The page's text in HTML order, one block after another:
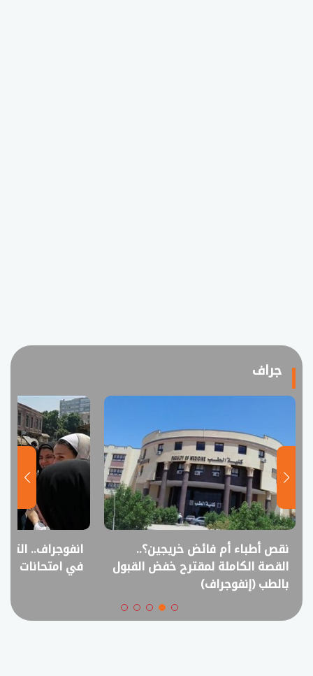
جراف
نقص أطباء أم فائض خريجين؟..
القصة الكاملة لمقترح خفض القبول
بالطب (إنفوجراف)
انفوجراف..
في امتحانات